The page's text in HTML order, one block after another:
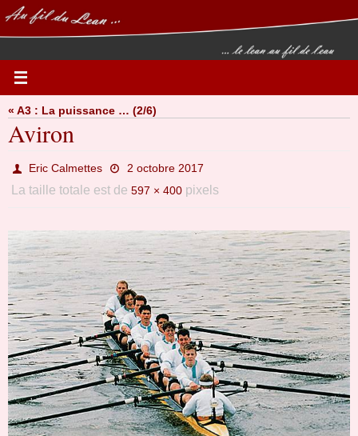
Passer
vers
le
« A3 : La puissance … (2/6)
Aviron
Eric Calmettes 2 octobre 2017
La taille totale est de 597 × 400 pixels